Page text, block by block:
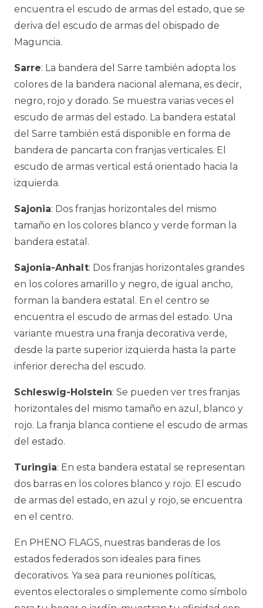
encuentra el escudo de armas del estado, que se
deriva del escudo de armas del obispado de
Maguncia.
Sarre: La bandera del Sarre también adopta los
colores de la bandera nacional alemana, es decir,
negro, rojo y dorado. Se muestra varias veces el
escudo de armas del estado. La bandera estatal
del Sarre también está disponible en forma de
bandera de pancarta con franjas verticales. El
escudo de armas vertical está orientado hacia la
izquierda.
Sajonia: Dos franjas horizontales del mismo
tamaño en los colores blanco y verde forman la
bandera estatal.
Sajonia-Anhalt: Dos franjas horizontales grandes
en los colores amarillo y negro, de igual ancho,
forman la bandera estatal. En el centro se
encuentra el escudo de armas del estado. Una
variante muestra una franja decorativa verde,
desde la parte superior izquierda hasta la parte
inferior derecha del escudo.
Schleswig-Holstein: Se pueden ver tres franjas
horizontales del mismo tamaño en azul, blanco y
rojo. La franja blanca contiene el escudo de armas
del estado.
Turingia: En esta bandera estatal se representan
dos barras en los colores blanco y rojo. El escudo
de armas del estado, en azul y rojo, se encuentra
en el centro.
En PHENO FLAGS, nuestras banderas de los
estados federados son ideales para fines
decorativos. Ya sea para reuniones políticas,
eventos electorales o simplemente como símbolo